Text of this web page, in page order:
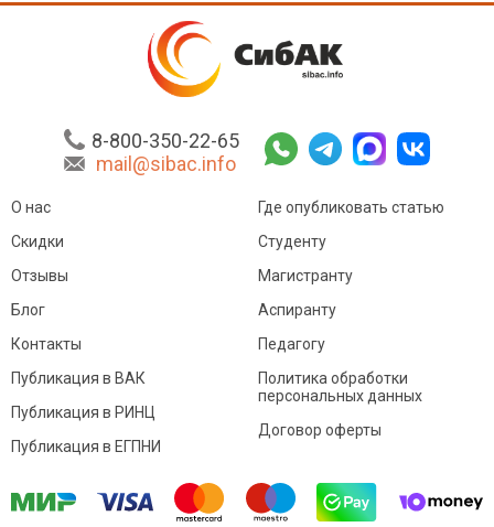
8-800-350-22-65
mail@sibac.info
О нас
Скидки
Отзывы
Блог
Контакты
Где опубликовать статью
Студенту
Магистранту
Аспиранту
Педагогу
Публикация в ВАК
Публикация в РИНЦ
Публикация в ЕГПНИ
Политика обработки
персональных данных
Договор оферты